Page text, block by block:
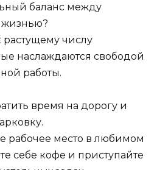
баланс между
числу
наслаждаются свободой
работы.
время на дорогу и
рабочее место в любимом
себе кофе и приступайте